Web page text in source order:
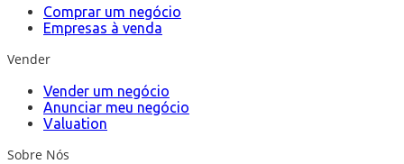
Comprar um negócio
Empresas à venda
Vender
Vender um negócio
Anunciar meu negócio
Valuation
Sobre Nós